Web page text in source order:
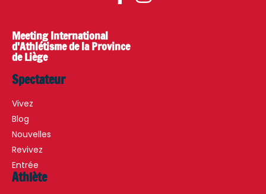
Meeting International
d'Athlétisme de la Province
de Liège
Spectateur
Vivez
Blog
Nouvelles
Revivez
Entrée
Athlète